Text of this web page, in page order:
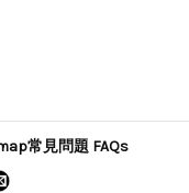
常見問題 FAQs